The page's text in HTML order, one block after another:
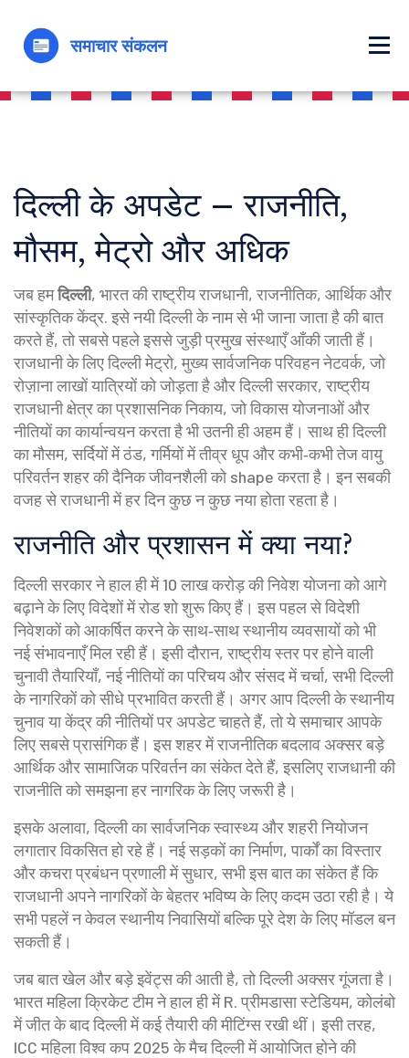
दिल्ली के अपडेट – राजनीति,
मौसम, मेट्रो और अधिक
जब हमदिल्ली, भारत की राष्ट्रीय राजधानी, राजनीतिक, आर्थिक और
सांस्कृतिक केंद्र. इसेनयी दिल्लीके नाम से भी जाना जाता हैकी बात
करते हैं, तो सबसे पहले इससे जुड़ी प्रमुख संस्थाएँ आँकी जाती हैं।
राजधानी के लिएदिल्ली मेट्रो,मुख्य सार्वजनिक परिवहन नेटवर्क, जो
रोज़ाना लाखों यात्रियों को जोड़ता हैऔरदिल्ली सरकार,राष्ट्रीय
राजधानी क्षेत्र का प्रशासनिक निकाय, जो विकास योजनाओं और
नीतियों का कार्यान्वयन करता हैभी उतनी ही अहम हैं। साथ हीदिल्ली
का मौसम,सर्दियों में ठंड, गर्मियों में तीव्र धूप और कभी‑कभी तेज वायु
परिवर्तनशहर की दैनिक जीवनशैली को shape करता है। इन सबकी
वजह से राजधानी में हर दिन कुछ न कुछ नया होता रहता है।
राजनीति और प्रशासन में क्या नया?
दिल्ली सरकार ने हाल ही में 10 लाख करोड़ की निवेश योजना को आगे
बढ़ाने के लिए विदेशों में रोड शो शुरू किए हैं। इस पहल से विदेशी
निवेशकों को आकर्षित करने के साथ‑साथ स्थानीय व्यवसायों को भी
नई संभावनाएँ मिल रही हैं। इसी दौरान, राष्ट्रीय स्तर पर होने वाली
चुनावी तैयारियाँ, नई नीतियों का परिचय और संसद में चर्चा, सभी दिल्ली
के नागरिकों को सीधे प्रभावित करती हैं। अगर आप दिल्ली के स्थानीय
चुनाव या केंद्र की नीतियों पर अपडेट चाहते हैं, तो ये समाचार आपके
लिए सबसे प्रासंगिक हैं। इस शहर में राजनीतिक बदलाव अक्सर बड़े
आर्थिक और सामाजिक परिवर्तन का संकेत देते हैं, इसलिए राजधानी की
राजनीति को समझना हर नागरिक के लिए जरूरी है।
इसके अलावा, दिल्ली का सार्वजनिक स्वास्थ्य और शहरी नियोजन
लगातार विकसित हो रहे हैं। नई सड़कों का निर्माण, पार्कों का विस्तार
और कचरा प्रबंधन प्रणाली में सुधार, सभी इस बात का संकेत हैं कि
राजधानी अपने नागरिकों के बेहतर भविष्य के लिए कदम उठा रही है। ये
सभी पहलें न केवल स्थानीय निवासियों बल्कि पूरे देश के लिए मॉडल बन
सकती हैं।
जब बात खेल और बड़े इवेंट्स की आती है, तो दिल्ली अक्सर गूंजता है।
भारत महिला क्रिकेट टीम ने हाल ही में R. प्रीमडासा स्टेडियम, कोलंबो
में जीत के बाद दिल्ली में कई तैयारी की मीटिंग्स रखी थीं। इसी तरह,
ICC महिला विश्व कप 2025 के मैच दिल्ली में आयोजित होने की